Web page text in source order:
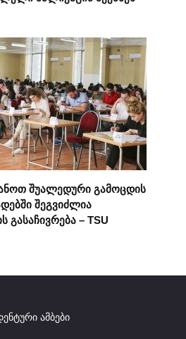
შუალედური გამოცდის
შეგვიძლია
გასაჩივრება – TSU
ამბები